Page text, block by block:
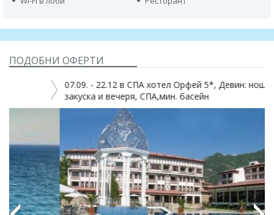
ПОДОБНИ ОФЕРТИ
07.09. - 22.12 в СПА хотел Орфей 5*, Девин: нощувка със
закуска и вечеря, СПА,мин. басейн